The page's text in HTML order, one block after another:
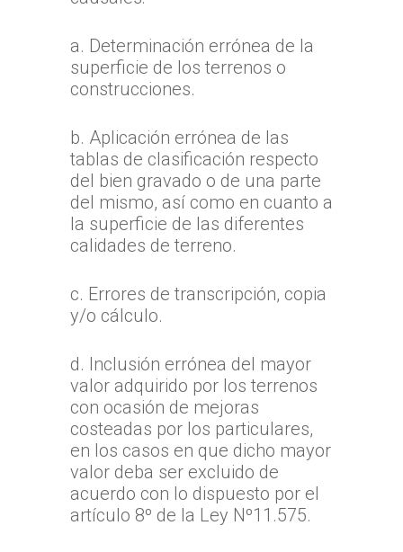
a. Determinación errónea de la
superficie de los terrenos o
construcciones.
b. Aplicación errónea de las
tablas de clasificación respecto
del bien gravado o de una parte
del mismo, así como en cuanto a
la superficie de las diferentes
calidades de terreno.
c. Errores de transcripción, copia
y/o cálculo.
d. Inclusión errónea del mayor
valor adquirido por los terrenos
con ocasión de mejoras
costeadas por los particulares,
en los casos en que dicho mayor
valor deba ser excluido de
acuerdo con lo dispuesto por el
artículo 8º de la Ley Nº11.575.